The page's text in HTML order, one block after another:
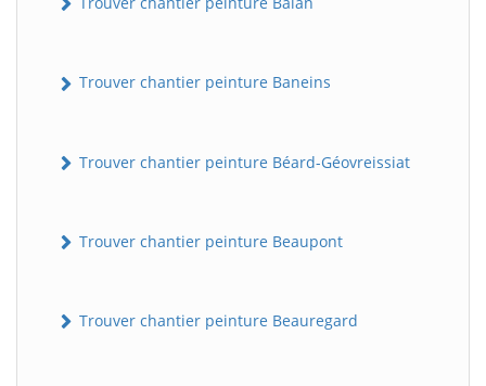
Trouver chantier peinture Baneins
Trouver chantier peinture Béard-Géovreissiat
Trouver chantier peinture Beaupont
Trouver chantier peinture Beauregard